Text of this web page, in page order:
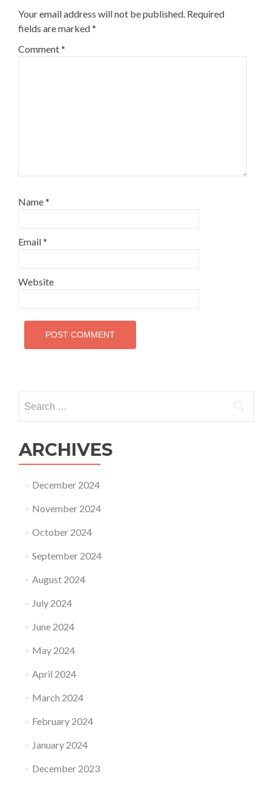
Your email address will not be published. Required
fields are marked*
Comment*
Name*
Email*
Website
for:
ARCHIVES
December 2024
November 2024
October 2024
September 2024
August 2024
July 2024
June 2024
May 2024
April 2024
March 2024
February 2024
January 2024
December 2023